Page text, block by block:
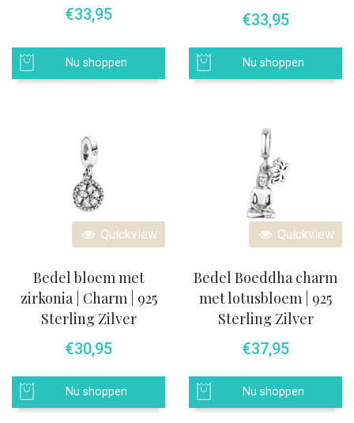
€33,95
Nu shoppen
€33,95
Nu shoppen
Quickview
Bedel bloem met
zirkonia | Charm | 925
Sterling Zilver
€30,95
Nu shoppen
Quickview
Bedel Boeddha charm
met lotusbloem | 925
Sterling Zilver
€37,95
Nu shoppen